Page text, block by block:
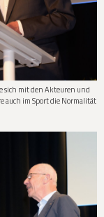
sich mit den Akteuren und
auch im Sport die Normalität